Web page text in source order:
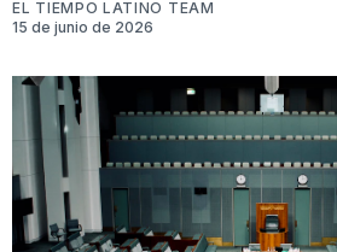
EL TIEMPO LATINO TEAM
15 de junio de 2026